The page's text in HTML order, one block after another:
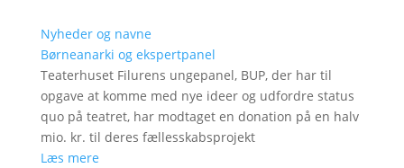
Nyheder og navne
Børneanarki og ekspertpanel
Teaterhuset Filurens ungepanel, BUP, der har til
opgave at komme med nye ideer og udfordre status
quo på teatret, har modtaget en donation på en halv
mio. kr. til deres fællesskabsprojekt
Læs mere